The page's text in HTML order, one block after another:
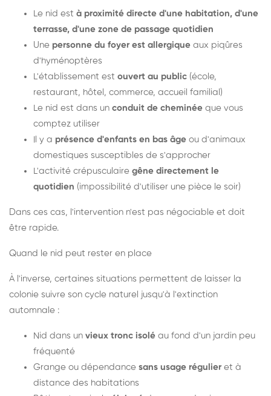
Le nid est à proximité directe d'une habitation, d'une
terrasse, d'une zone de passage quotidien
Une personne du foyer est allergique aux piqûres
d'hyménoptères
L'établissement est ouvert au public (école,
restaurant, hôtel, commerce, accueil familial)
Le nid est dans un conduit de cheminée que vous
comptez utiliser
Il y a présence d'enfants en bas âge ou d'animaux
domestiques susceptibles de s'approcher
L'activité crépusculaire gêne directement le
quotidien (impossibilité d'utiliser une pièce le soir)
Dans ces cas, l'intervention n'est pas négociable et doit
être rapide.
Quand le nid peut rester en place
À l'inverse, certaines situations permettent de laisser la
colonie suivre son cycle naturel jusqu'à l'extinction
automnale :
Nid dans un vieux tronc isolé au fond d'un jardin peu
fréquenté
Grange ou dépendance sans usage régulier et à
distance des habitations